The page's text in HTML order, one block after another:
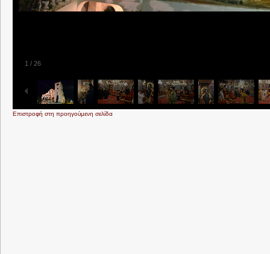
1 / 26
Επιστροφή στη προηγούμενη σελίδα